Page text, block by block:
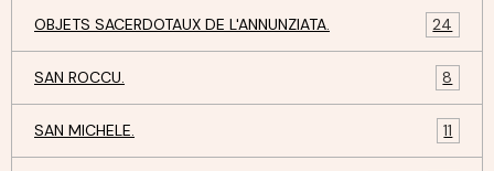
OBJETS SACERDOTAUX DE L'ANNUNZIATA. 24
SAN ROCCU. 8
SAN MICHELE. 11